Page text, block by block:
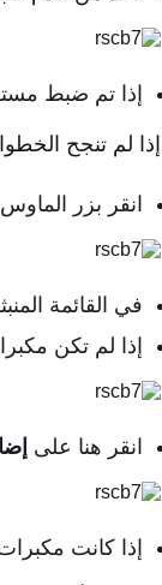
إذا تم ضبط
إذا لم تنجح
انقر بزر
في القائمة
إذا لم تكن
انقر هنا على
إذا كانت